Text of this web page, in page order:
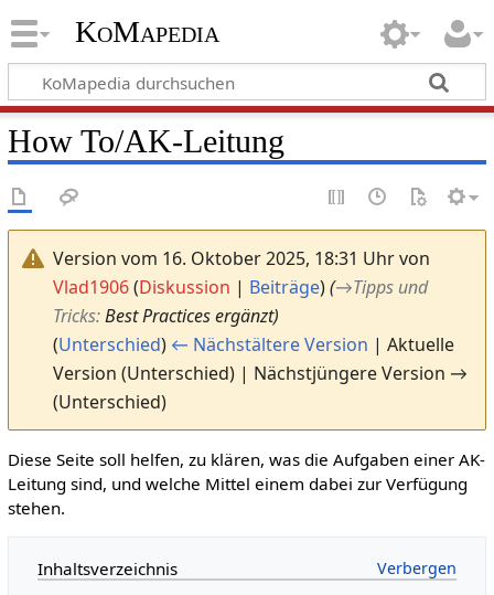
KoMapedia
How To/AK-Leitung
Version vom 16. Oktober 2025, 18:31 Uhr von
Vlad1906(Diskussion | Beiträge)(→Tipps und
Tricks:Best Practices ergänzt)
(Unterschied) ← Nächstältere Version | Aktuelle
Version (Unterschied) | Nächstjüngere Version →
(Unterschied)
Diese Seite soll helfen, zu klären, was die Aufgaben einer AK-
Leitung sind, und welche Mittel einem dabei zur Verfügung
stehen.
Inhaltsverzeichnis